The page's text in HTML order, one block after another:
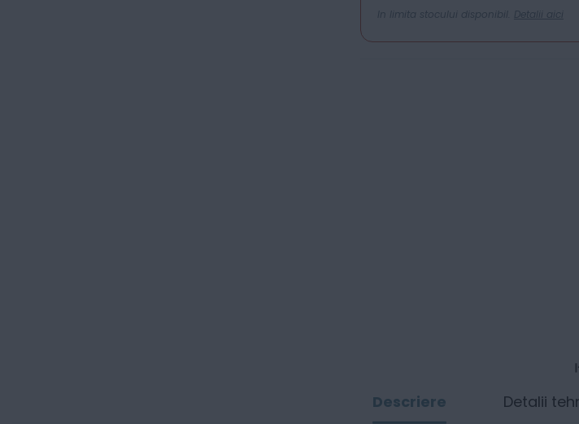
In limita stocului disponibil. Detalii aici
Descriere Detalii